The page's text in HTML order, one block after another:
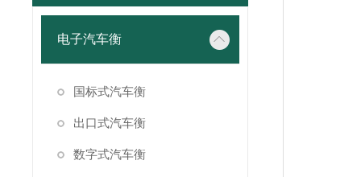
电子汽车衡
国标式汽车衡
出口式汽车衡
数字式汽车衡